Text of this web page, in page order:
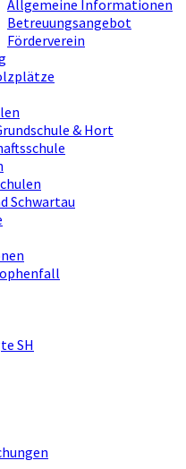
Allgemeine Informationen
Betreuungsangebot
Förderverein
& Hort
Schwartau
SH